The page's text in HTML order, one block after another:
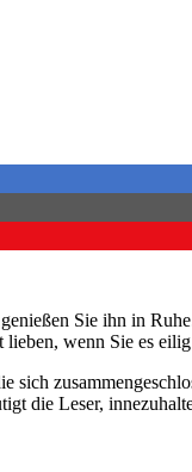
Sie ihn in
wenn Sie es
die Leser,